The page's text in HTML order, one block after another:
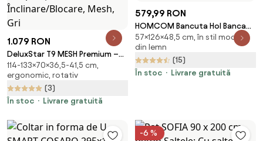
1.079 RON
DeluxStar T9 MESH Premium –
Scaun Ergonomic, Cotiere 6D,
Suport Lombar Adaptiv, Spătar
Reglabil pe Înaltime în 5 poziții,
Mecanism Înclinare/Blocare,
114-133×70×36,5-41,5 cm,
ergonomic, rotativ
(3)
În stoc
Livrare gratuită
579,99 RON
HOMCOM Bancuta Hol Banca
Pat Matrimonial cu Depozitare
si Cotiere Rulate, 126x48.5x57
cm, Banca Pat Gri | Aosom
Romania
57×126×48,5 cm, în stil modern,
din lemn
(15)
În stoc
Livrare gratuită
-6 %